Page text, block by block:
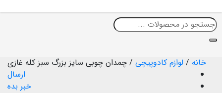
خانه / لوازم کادوپیچی / چمدان چوبی سایز بزرگ سبز کله غازی
ارسال
خبر بده